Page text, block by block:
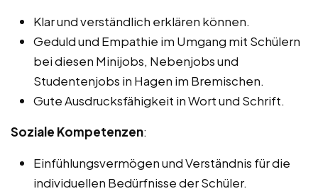
Klar und verständlich erklären können.
Geduld und Empathie im Umgang mit Schülern
bei diesen Minijobs, Nebenjobs und
Studentenjobs in Hagen im Bremischen.
Gute Ausdrucksfähigkeit in Wort und Schrift.
Soziale Kompetenzen:
Einfühlungsvermögen und Verständnis für die
individuellen Bedürfnisse der Schüler.